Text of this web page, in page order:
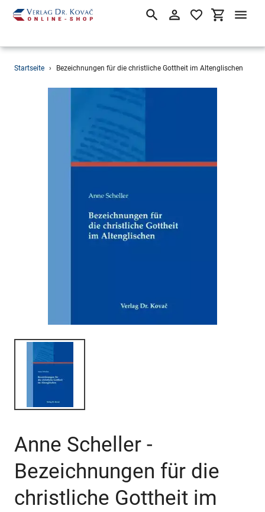
Direkt
SuchenEinloggen
Startseite › Bezeichnungen für die christliche Gottheit im Altenglischen
Anne Scheller -
Bezeichnungen für die
christliche Gottheit im